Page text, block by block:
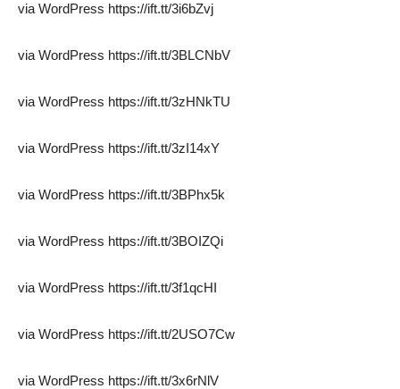
via WordPress https://ift.tt/3i6bZvj
via WordPress https://ift.tt/3BLCNbV
via WordPress https://ift.tt/3zHNkTU
via WordPress https://ift.tt/3zI14xY
via WordPress https://ift.tt/3BPhx5k
via WordPress https://ift.tt/3BOIZQi
via WordPress https://ift.tt/3f1qcHI
via WordPress https://ift.tt/2USO7Cw
via WordPress https://ift.tt/3x6rNlV